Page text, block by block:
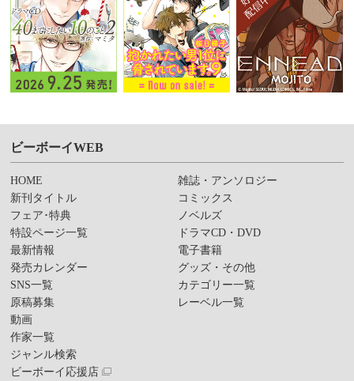
ビーボーイWEB
HOME
新刊タイトル
フェア･特典
特設ページ一覧
最新情報
発売カレンダー
SNS一覧
原稿募集
動画
作家一覧
ジャンル検索
ビーボーイ応援店
雑誌・アンソロジー
コミックス
ノベルズ
ドラマCD・DVD
電子書籍
グッズ・その他
カテゴリー一覧
レーベル一覧